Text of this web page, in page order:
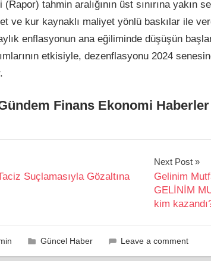
(Rapor) tahmin aralığının üst sınırına yakın
ve kur kaynaklı maliyet yönlü baskılar ile
enflasyonun ana eğiliminde düşüşün
etkisiyle, dezenflasyonu 2024
Finans Ekonomi Haberler
Suçlamasıyla Gözaltına
Next Post
Gelinim
GELİNİM
kim
Güncel Haber Leave a comment